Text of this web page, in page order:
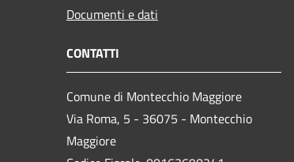
Documenti e dati
CONTATTI
Comune di Montecchio Maggiore
Via Roma, 5 - 36075 - Montecchio
Maggiore